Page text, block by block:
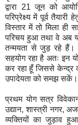
द्वारा 21 जून को
परिप्रेक्ष्य में पूर्व
विस्तार में तो मिला ही
परिचय हुआ तथा वे अब
तन्मयता से जुड़ रहे हैं।
सहयोग रहा है अतः इन
कर रहा हूँ जिससे केन्द्र
उपादेयता को समझ सकें।
प्रथम योग सत्र
उद्यान, शास्त्री नगर,
व्यक्तियों का जुड़ाव